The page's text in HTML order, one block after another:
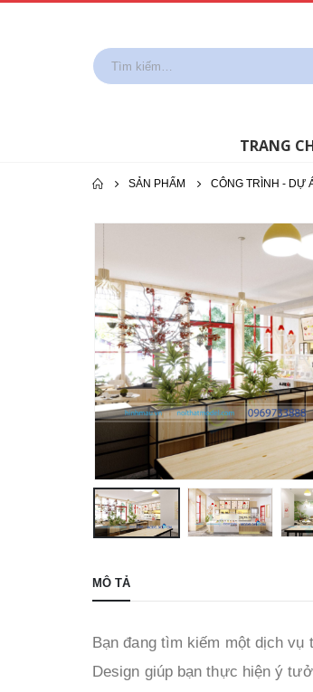
TRANG
SẢN PHẨM CÔNG TRÌNH - DỰ
MÔ TẢ
Bạn đang tìm kiếm một dịch
Design giúp bạn thực hiện ý